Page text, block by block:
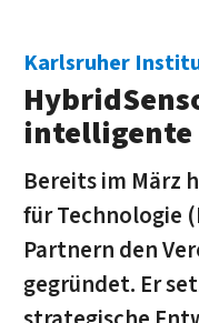
Karlsruher
intelligente
Bereits im März
für Technologie
Partnern den
gegründet. Er